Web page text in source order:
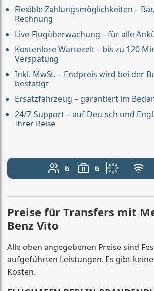
Flexible Zahlungsmöglichkeiten –
Rechnung
Live-Flugüberwachung – für alle
Kostenlose Wartezeit – bis zu 120
Verspätung
Inkl. MwSt. – Endpreis wird bei der
bestätigt
Ersatzfahrzeug – garantiert im
24/7-Support – auf Deutsch und
Ihrer Reise
6
Anzahl der Passagiere: 6
6
Gepäckkapazität: 6
Klimaanlage
Preise für Transfers mit
Benz Vito
Alle oben angegebenen Preise sind
aufgeführten Leistungen. Es gibt
Kosten.